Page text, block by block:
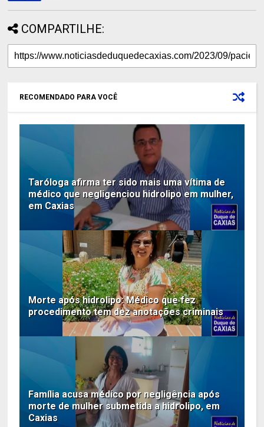
COMPARTILHE:
RECOMENDADO PARA VOCÊ
Taróloga afirma ter sido mais uma vítima de
médico que negligenciou hidrolipo em mulher,
em Caxias
Morte após hidrolipo: Médico que fez
procedimento tem dez anotações criminais
Família acusa médico por negligência após
morte de mulher submetida a hidrolipo, em
Caxias